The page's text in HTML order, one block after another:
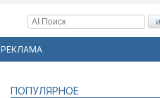
РЕКЛАМА
ПОПУЛЯРНОЕ